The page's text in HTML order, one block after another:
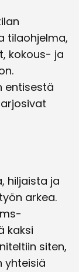
tilaohjelma,
kokous- ja
entisestä
hiljaista ja
arkea.
kaksi
siten,
yhteisiä